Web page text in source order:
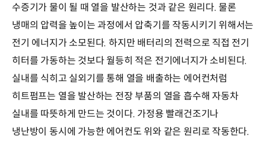
수증기가 물이 될 때 열을 발산하는 것과 같은 원리다. 물론
냉매의 압력을 높이는 과정에서 압축기를 작동시키기 위해서는
전기 에너지가 소모된다. 하지만 배터리의 전력으로 직접 전기
히터를 가동하는 것보다 월등히 적은 전기에너지가 소비된다.
실내를 식히고 실외기를 통해 열을 배출하는 에어컨처럼
히트펌프는 열을 발산하는 전장 부품의 열을 흡수해 자동차
실내를 따뜻하게 만드는 것이다. 가정용 빨래건조기나
냉난방이 동시에 가능한 에어컨도 위와 같은 원리로 작동한다.